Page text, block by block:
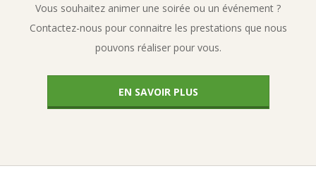
Vous souhaitez animer une soirée ou un événement ?
Contactez-nous pour connaitre les prestations que nous
pouvons réaliser pour vous.
EN SAVOIR PLUS